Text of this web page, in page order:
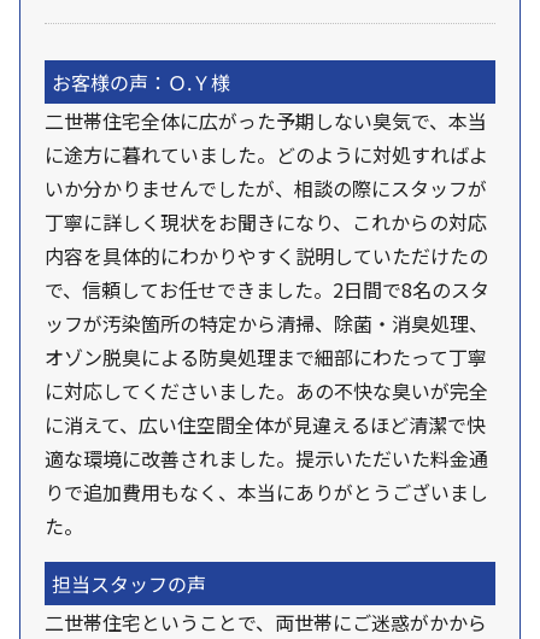
お客様の声：Ｏ.Ｙ様
二世帯住宅全体に広がった予期しない臭気で、本当
に途方に暮れていました。どのように対処すればよ
いか分かりませんでしたが、相談の際にスタッフが
丁寧に詳しく現状をお聞きになり、これからの対応
内容を具体的にわかりやすく説明していただけたの
で、信頼してお任せできました。2日間で8名のスタ
ッフが汚染箇所の特定から清掃、除菌・消臭処理、
オゾン脱臭による防臭処理まで細部にわたって丁寧
に対応してくださいました。あの不快な臭いが完全
に消えて、広い住空間全体が見違えるほど清潔で快
適な環境に改善されました。提示いただいた料金通
りで追加費用もなく、本当にありがとうございまし
た。
担当スタッフの声
二世帯住宅ということで、両世帯にご迷惑がかから